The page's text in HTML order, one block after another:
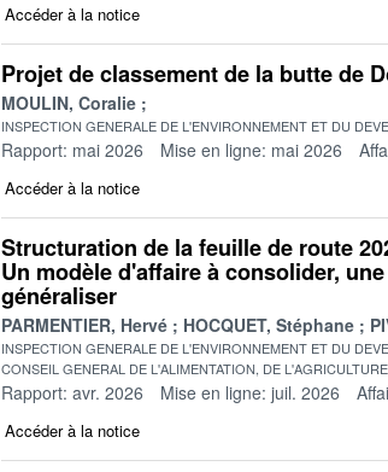
Accéder à la notice
Projet de classement de la butte de
MOULIN, Coralie
INSPECTION GENERALE DE L'ENVIRONNEMENT ET DU
Rapport: mai 2026 Mise en ligne: mai 2026
Accéder à la notice
Structuration de la feuille de route
Un modèle d'affaire à consolider,
généraliser
PARMENTIER, Hervé HOCQUET, Stéphane
INSPECTION GENERALE DE L'ENVIRONNEMENT ET DU
CONSEIL GENERAL DE L'ALIMENTATION, DE
Rapport: avr. 2026 Mise en ligne: juil. 2026
Accéder à la notice